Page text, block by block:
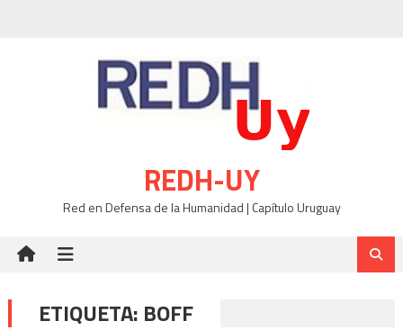
REDH-UY
Red en Defensa de la Humanidad | Capítulo Uruguay
ETIQUETA: BOFF